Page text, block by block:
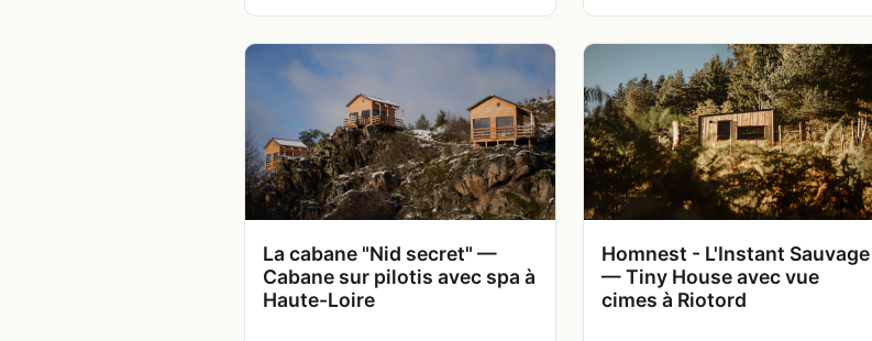
La cabane "Nid secret" —
Cabane sur pilotis avec spa à
Haute-Loire
Homnest - L'Instant Sauvage
— Tiny House avec vue
cimes à Riotord